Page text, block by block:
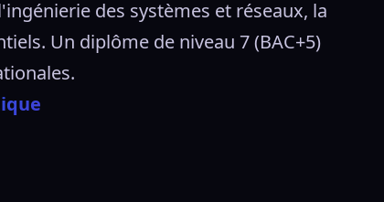
des systèmes et réseaux, la
Un diplôme de niveau 7 (BAC+5)